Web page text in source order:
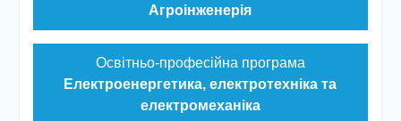
Агроінженерія
Освітньо-професійна програма
Електроенергетика, електротехніка та
електромеханіка